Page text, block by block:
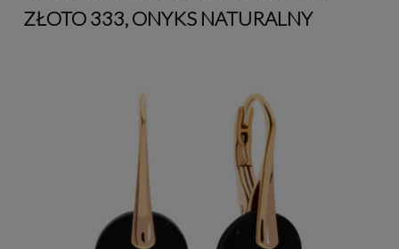
ZŁOTO 333, ONYKS NATURALNY